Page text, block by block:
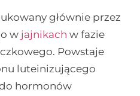
głównie przez
w jajnikach w fazie
Powstaje
luteinizującego
hormonów